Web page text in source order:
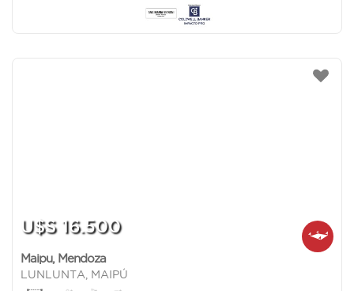
U$S 16.500
Maipu, Mendoza
LUNLUNTA, MAIPÚ